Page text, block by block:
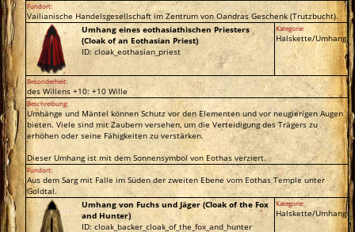
Fundort:
Vailianische Handelsgesellschaft im Zentrum von Oandras Geschenk (Trutzbucht).
Umhang eines eothasiathischen Priesters
(Cloak of an Eothasian Priest)
ID: cloak_eothasian_priest
Kategorie:
Halskette/Umhang
Besonderheit:
des Willens +10: +10 Wille
Beschreibung:
Umhänge und Mäntel können Schutz vor den Elementen und vor neugierigen Augen
bieten. Viele sind mit Zaubern versehen, um die Verteidigung des Trägers zu
erhöhen oder seine Fähigkeiten zu verstärken.
Dieser Umhang ist mit dem Sonnensymbol von Eothas verziert.
Fundort:
Aus dem Sarg mit Falle im Süden der zweiten Ebene vom Eothas Temple unter
Goldtal.
Umhang von Fuchs und Jäger (Cloak of the Fox
and Hunter)
ID: cloak_backer_cloak_of_the_fox_and_hunter
Kategorie:
Halskette/Umhang